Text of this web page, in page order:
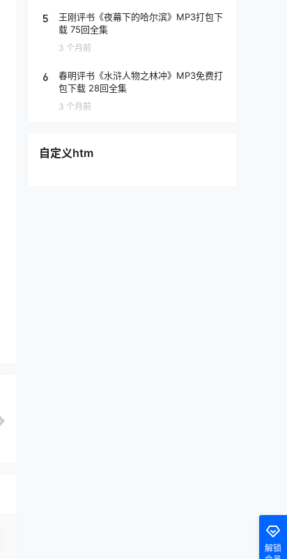
5
王刚评书《夜幕下的哈尔滨》MP3打包下
载 75回全集
3 个月前
6
春明评书《水浒人物之林冲》MP3免费打
包下载 28回全集
3 个月前
自定义htm
解锁